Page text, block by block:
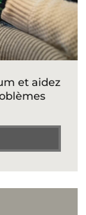
et aidez